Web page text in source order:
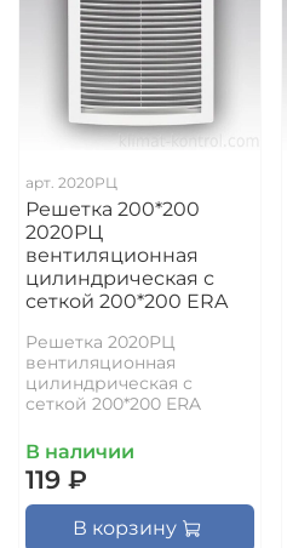
арт. 2020РЦ
Решетка 200*200
2020РЦ
вентиляционная
цилиндрическая с
сеткой 200*200 ERA
Решетка 2020РЦ
вентиляционная
цилиндрическая с
сеткой 200*200 ERA
В наличии
119 ₽
В корзину